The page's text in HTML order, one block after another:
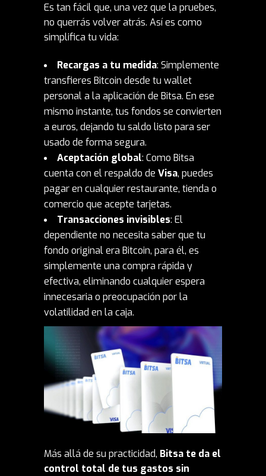
Es tan fácil que, una vez que la pruebes,
no querrás volver atrás. Así es como
simplifica tu vida:
Recargas a tu medida: Simplemente
transfieres Bitcoin desde tu wallet
personal a la aplicación de Bitsa. En ese
mismo instante, tus fondos se convierten
a euros, dejando tu saldo listo para ser
usado de forma segura.
Aceptación global: Como Bitsa
cuenta con el respaldo de Visa, puedes
pagar en cualquier restaurante, tienda o
comercio que acepte tarjetas.
Transacciones invisibles: El
dependiente no necesita saber que tu
fondo original era Bitcoin, para él, es
simplemente una compra rápida y
efectiva, eliminando cualquier espera
innecesaria o preocupación por la
volatilidad en la caja.
Más allá de su practicidad, Bitsa te da el
control total de tus gastos sin